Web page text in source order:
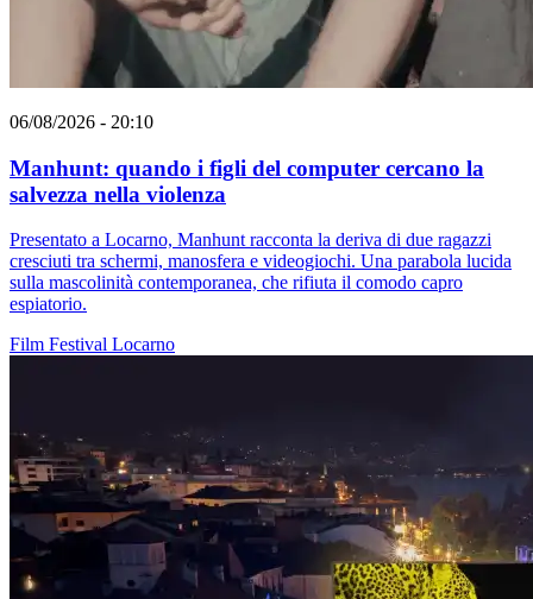
06/08/2026 - 20:10
Manhunt: quando i figli del computer cercano la
salvezza nella violenza
Presentato a Locarno, Manhunt racconta la deriva di due ragazzi
cresciuti tra schermi, manosfera e videogiochi. Una parabola lucida
sulla mascolinità contemporanea, che rifiuta il comodo capro
espiatorio.
Film Festival Locarno